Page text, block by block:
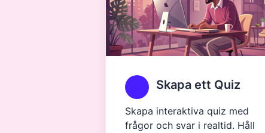
Skapa ett Quiz
Skapa interaktiva quiz med
frågor och svar i realtid. Håll